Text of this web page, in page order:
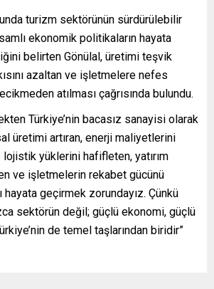
turizm sektörünün sürdürülebilir
ekonomik politikaların hayata
belirten Gönülal, üretimi teşvik
azaltan ve işletmelere nefes
atılması çağrısında bulundu.
Türkiye’nin bacasız sanayisi olarak
üretimi artıran, enerji maliyetlerini
lojistik yüklerini hafifleten, yatırım
ve işletmelerin rekabet gücünü
hayata geçirmek zorundayız. Çünkü
sektörün değil; güçlü ekonomi, güçlü
de temel taşlarından biridir”